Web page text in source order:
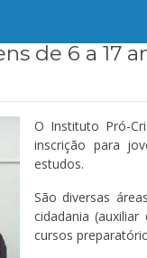
de 6 a 17
O Instituto Pró-
inscrição para
estudos.
São diversas
cidadania
cursos